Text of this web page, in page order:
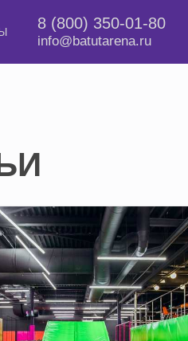
8 (800) 350-01-80
info@batutarena.ru